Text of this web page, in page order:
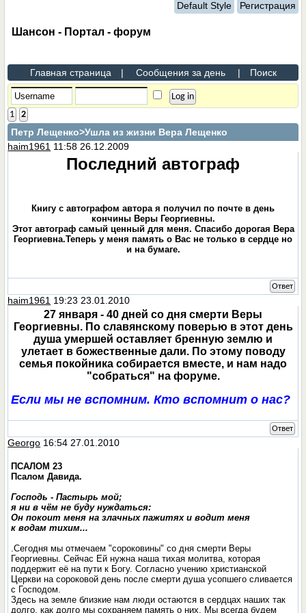
Default Style Регистрация
Шансон - Портал - форум
Главная страница | Сообщения за день | Поиск
1 2
Петр Лещенко>Ушла из жизни Вера Лещенко
haim1961 11:58 26.12.2009
Последний автограф
Книгу с автографом автора я получил по почте в день
кончины Веры Георгиевны.
Этот автограф самый ценный для меня. Спасибо дорогая Вера
Георгиевна.Теперь у меня память о Вас не только в сердце но
и на бумаге.
Ответ
haim1961 19:23 23.01.2010
27 января - 40 дней со дня смерти Веры
Георгиевны. По славянскому поверью в этот день
душа умершей оставляет бренную землю и
улетает в божественные дали. По этому поводу
семья покойника собирается вместе, и нам надо
"собраться" на форуме.
Если мы не вспомним. Кто вспомнит о нас?
Ответ
Georgo 16:54 27.01.2010
ПСАЛОМ 23
Псалом Давида.
Господь - Пастырь мой;
я ни в чём не буду нуждаться:
Он покоит меня на злачных пажитях и водит меня
к водам тихим...
.Сегодня мы отмечаем "сороковины" со дня смерти Веры
Георгиевны. Сейчас Ей нужна наша тихая молитва, которая
поддержит её на пути к Богу. Согласно учению христианской
Церкви на сороковой день после смерти душа усопшего сливается
с Господом.
Здесь на земле близкие нам люди остаются в сердцах наших так
долго, как долго мы сохраняем память о них. Мы всегда будем